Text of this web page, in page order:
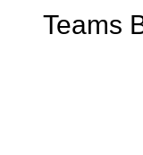
Teams